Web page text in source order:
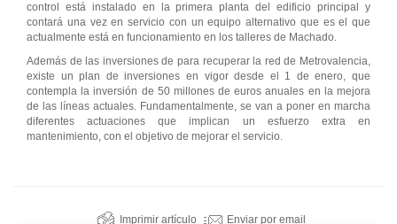
control está instalado en la primera planta del edificio principal y
contará una vez en servicio con un equipo alternativo que es el que
actualmente está en funcionamiento en los talleres de Machado.
Además de las inversiones de para recuperar la red de Metrovalencia,
existe un plan de inversiones en vigor desde el 1 de enero, que
contempla la inversión de 50 millones de euros anuales en la mejora
de las líneas actuales. Fundamentalmente, se van a poner en marcha
diferentes actuaciones que implican un esfuerzo extra en
mantenimiento, con el objetivo de mejorar el servicio.
Imprimir artículo Enviar por email